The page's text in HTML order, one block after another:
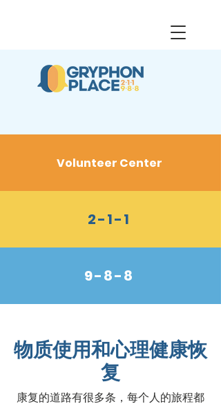
Volunteer Center
2-1-1
9-8-8
物质使用和心理健康恢
复
康复的道路有很多条，每个人的旅程都